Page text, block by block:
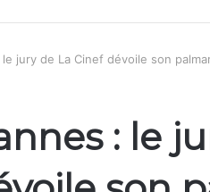
jury de La Cinef dévoile son
: le